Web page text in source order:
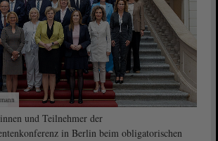
und Teilnehmer der
in Berlin beim obligatorischen